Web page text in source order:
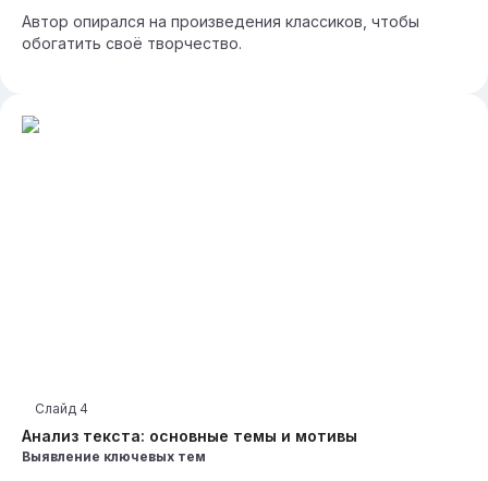
Автор опирался на произведения классиков, чтобы
обогатить своё творчество.
Анализ текста: основные темы и мотивы
Слайд 4
Выявление ключевых тем